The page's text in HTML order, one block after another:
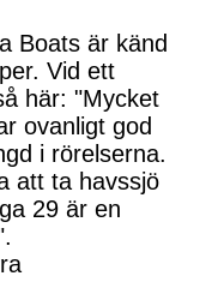
Boats är känd
Vid ett
här: "Mycket
ovanligt god
i rörelserna.
att ta havssjö
29 är en